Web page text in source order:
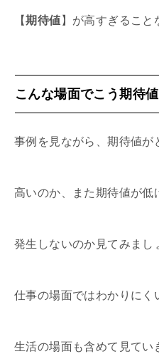
【期待値 】が高すぎること
こんな場面でこう期待
事例を見ながら、期待値が
高いのか、また期待値が低
発生しないのか見てみまし
仕事の場面ではわかりにく
生活の場面も含めて見てい